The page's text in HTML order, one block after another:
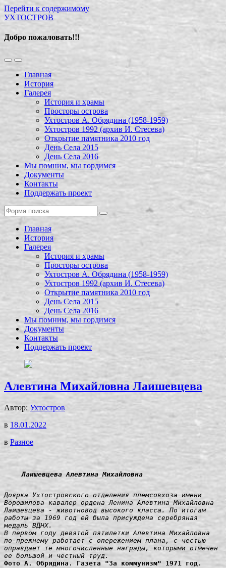
Перейти к содержимому
УХТОСТРОВ
Добро пожаловать!!!
Переключить
мобильное
меню
Переключить
поле
поиска
Главная
История
Галерея
История и храмы
Просторы острова
Ухтостров А. Обрядина (1958-1959)
Ухтостров 1992 (архив И. Стесева)
Открытие памятника 2010 год
День Села 2015
День Села 2016
Мы помним, мы гордимся
Документы
Контакты
Поддержать проект
Поиск
Главная
История
Галерея
История и храмы
Просторы острова
Ухтостров А. Обрядина (1958-1959)
Ухтостров 1992 (архив И. Стесева)
Открытие памятника 2010 год
День Села 2015
День Села 2016
Мы помним, мы гордимся
Документы
Контакты
Поддержать проект
Алевтина Михайловна Лаишевцева
Автор: Ухтостров
в 18.01.2022
в Разное
Лаишевцева Алевтина Михайловна
Доярка Ухтостровского отделения племсовхоза имени
Ворошилова кавалер ордена Ленина Алевтина Михайловна
Лаишевцева - животновод высокого класса. По итогам
работы за 1969 год ей была присуждена серебряная
медаль ВДНХ.
В первом году девятой пятилетки Алевтина Михайловна
по-прежнему работает с опережением плана, с честью
оправдает те многочисленные награды, которыми отмечен
ее большой и честный труд.
Фото А. Обрядина. Газета "За коммунизм" 1971 год.